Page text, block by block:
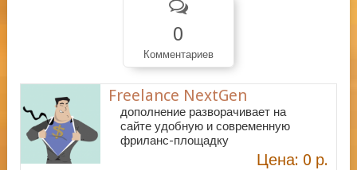
0
Комментариев
Freelance NextGen
дополнение разворачивает на
сайте удобную и современную
фриланс-площадку
Цена: 0 р.